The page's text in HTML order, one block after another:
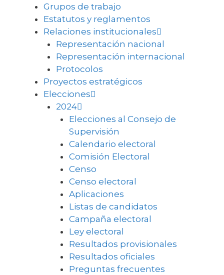
Grupos de trabajo
Estatutos y reglamentos
Relaciones institucionales
Representación nacional
Representación internacional
Protocolos
Proyectos estratégicos
Elecciones
2024
Elecciones al Consejo de
Supervisión
Calendario electoral
Comisión Electoral
Censo
Censo electoral
Aplicaciones
Listas de candidatos
Campaña electoral
Ley electoral
Resultados provisionales
Resultados oficiales
Preguntas frecuentes